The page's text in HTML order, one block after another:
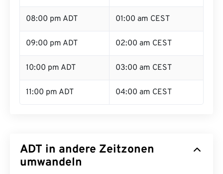
08:00 pm ADT 01:00 am CEST
09:00 pm ADT 02:00 am CEST
10:00 pm ADT 03:00 am CEST
11:00 pm ADT 04:00 am CEST
ADT in andere Zeitzonen
umwandeln